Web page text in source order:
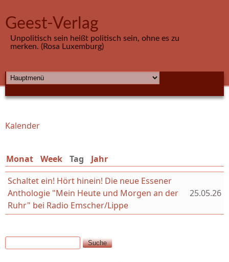
Geest-Verlag
Unpolitisch sein heißt politisch sein, ohne es zu
merken. (Rosa Luxemburg)
HAUPTMENÜ
Sie sind hier
Kalender
Monat Week Tag (aktiver Reiter)
Jahr
Schaltet ein! Hört hinein! Die neue Essener
Anthologie "Mein Heute und Morgen an der
Ruhr" bei Radio Emscher/Lippe
25.05.26
Suchformular
Suche